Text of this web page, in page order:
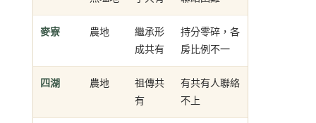
麥寮 農地
繼承形
成共有
持分零碎，各
房比例不一
四湖 農地
祖傳共
有
有共有人聯絡
不上